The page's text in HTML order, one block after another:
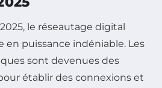
le réseautage digital
puissance indéniable. Les
sont devenues des
établir des connexions et